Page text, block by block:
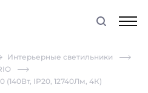
Интерьерные светильники
(140Вт, IP20, 12740Лм, 4К)